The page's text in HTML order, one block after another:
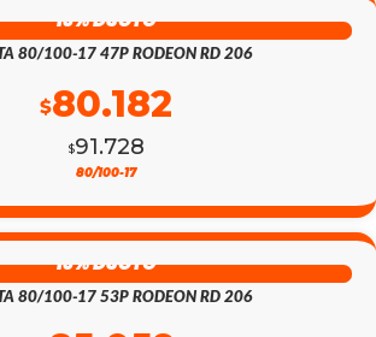
13% DSCTO
80/100-17 47P RODEON RD 206
$91.728
$80.182
80/100-17
13% DSCTO
80/100-17 53P RODEON RD 206